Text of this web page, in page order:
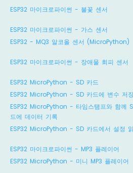
ESP32 마이크로파이썬 - 불꽃 센서
ESP32 마이크로파이썬 - 가스 센서
ESP32 - MQ3 알코올 센서 (MicroPython)
ESP32 마이크로파이썬 - 장애물 회피 센서
ESP32 MicroPython - SD 카드
ESP32 MicroPython - SD 카드에 변수 저
ESP32 MicroPython - 타임스탬프와 함께
드에 데이터 기록
ESP32 MicroPython - SD 카드에서 설정
ESP32 마이크로파이썬 - MP3 플레이어
ESP32 MicroPython - 미니 MP3 플레이어